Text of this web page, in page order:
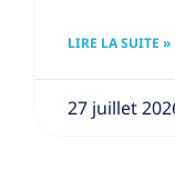
LIRE LA SUITE »
27 juillet